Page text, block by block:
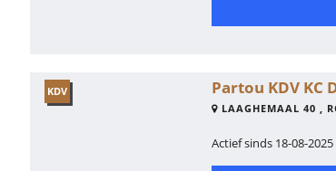
KDV Partou KDV KC
LAAGHEMAAL 40 ,
Actief sinds 18-08-2025